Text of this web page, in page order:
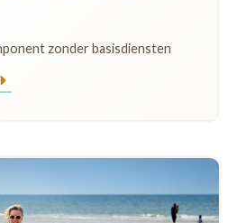
zonder basisdiensten